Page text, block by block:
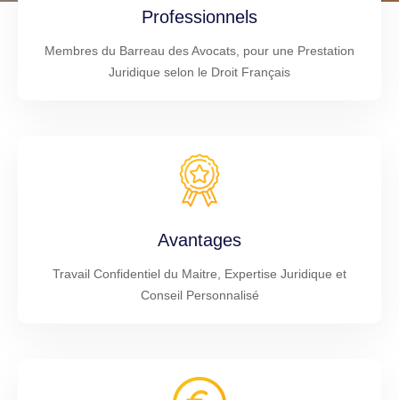
Professionnels
Membres du Barreau des Avocats, pour une Prestation
Juridique selon le Droit Français
Avantages
Travail Confidentiel du Maitre, Expertise Juridique et
Conseil Personnalisé